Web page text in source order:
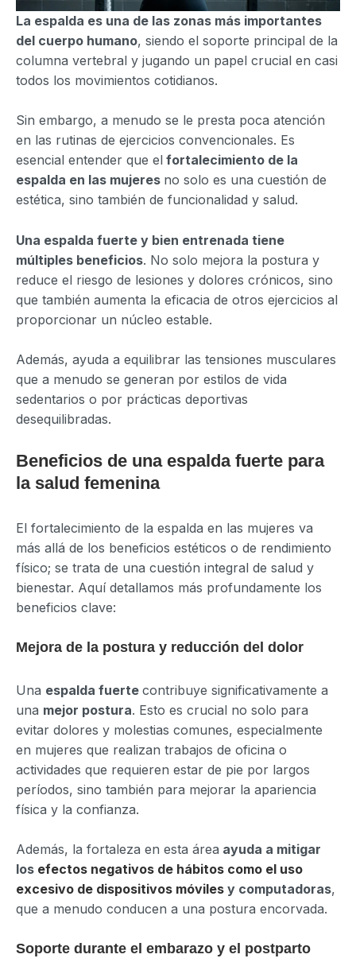
La espalda es una de las zonas más importantes
del cuerpo humano, siendo el soporte principal de la
columna vertebral y jugando un papel crucial en casi
todos los movimientos cotidianos.
Sin embargo, a menudo se le presta poca atención
en las rutinas de ejercicios convencionales. Es
esencial entender que el fortalecimiento de la
espalda en las mujeres no solo es una cuestión de
estética, sino también de funcionalidad y salud.
Una espalda fuerte y bien entrenada tiene
múltiples beneficios. No solo mejora la postura y
reduce el riesgo de lesiones y dolores crónicos, sino
que también aumenta la eficacia de otros ejercicios al
proporcionar un núcleo estable.
Además, ayuda a equilibrar las tensiones musculares
que a menudo se generan por estilos de vida
sedentarios o por prácticas deportivas
desequilibradas.
Beneficios de una espalda fuerte para
la salud femenina
El fortalecimiento de la espalda en las mujeres va
más allá de los beneficios estéticos o de rendimiento
físico; se trata de una cuestión integral de salud y
bienestar. Aquí detallamos más profundamente los
beneficios clave:
Mejora de la postura y reducción del dolor
Una espalda fuerte contribuye significativamente a
una mejor postura. Esto es crucial no solo para
evitar dolores y molestias comunes, especialmente
en mujeres que realizan trabajos de oficina o
actividades que requieren estar de pie por largos
períodos, sino también para mejorar la apariencia
física y la confianza.
Además, la fortaleza en esta área ayuda a mitigar
los efectos negativos de hábitos como el uso
excesivo de dispositivos móviles y computadoras,
que a menudo conducen a una postura encorvada.
Soporte durante el embarazo y el postparto